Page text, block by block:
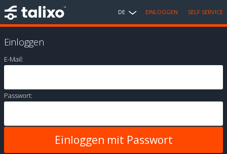
DE EINLOGGEN SELF SERVICE
Einloggen
E-Mail:
Passwort: